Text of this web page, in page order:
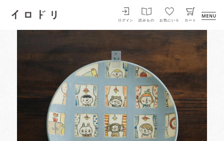
イロドリ
ログイン 読みもの お気にいり カート